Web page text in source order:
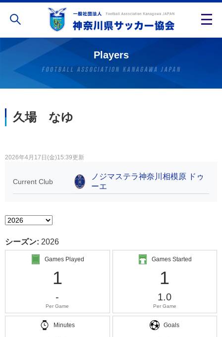
Players
久場 なゆ
2026年4月17日(金)15:39更新
Current Club
ノジマステラ神奈川相模原 ドゥ
ーエ
シーズン: 2026
Games Played
1
-
Per Game
Games Started
1
1.0
Per Game
Minutes Goals